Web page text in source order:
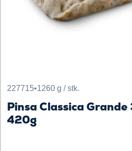
227715•1260 g / stk.
Pinsa Classica Grande
420g